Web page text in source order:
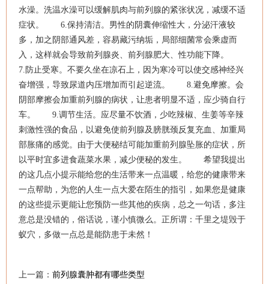
水澡。洗温水澡可以缓解肌肉与前列腺的紧张状况，减缓不适
症状。 6.保持清洁。男性的阴囊伸缩性大，分泌汗液较
多，加之阴部通风差，容易藏污纳垢，局部细菌常会乘虚而
入，这样就会导致前列腺炎、前列腺肥大、性功能下降。
7.防止受寒。不要久坐在凉石上，因为寒冷可以使交感神经兴
奋增强，导致尿道内压增加而引起逆流。 8.避免摩擦。会
阴部摩擦会加重前列腺的病状，让患者明显不适，应少骑自行
车。 9.调节生活。应尽量不饮酒，少吃辣椒、生姜等辛辣
刺激性强的食品，以避免使前列腺及膀胱颈反复充血、加重局
部胀痛的感觉。由于大便秘结可能加重前列腺坠胀的症状，所
以平时宜多进食蔬菜水果，减少便秘的发生。 希望我提出
的这几点小提示能给您的生活带来一点温暖，给您的健康带来
一点帮助，为您的人生一点大爱在陌生的指引，如果您是健康
的这些提示更能让您预防一些其他的疾病，总之一句话，多注
意总是没错的，俗话说，谨小慎微么。正所谓：千里之堤毁于
蚁穴，多做一点总是能防患于未然！
上一篇： 前列腺囊肿都有哪些类型